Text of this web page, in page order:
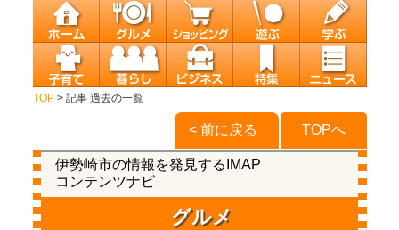
TOP> 記事 過去の一覧
TOPへ
< 前に戻る
伊勢崎市の情報を発見するIMAP
コンテンツナビ
グルメ